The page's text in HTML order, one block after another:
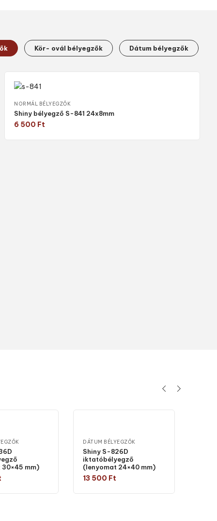
Kör- ovál bélyegzők Dátum bélyegzők
NORMÁL BÉLYEGZŐK
Shiny bélyegző S-841 24x8mm
6 500 Ft
Válasszon típust
mm)
típust
DÁTUM BÉLYEGZŐK
Shiny S-826D
iktatóbélyegző
(lenyomat 24×40 mm)
13 500 Ft
Válasszon típust